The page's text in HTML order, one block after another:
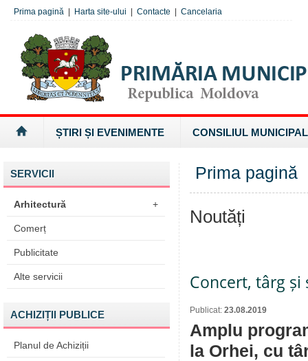
Prima pagină Harta site-ului Contacte Cancelaria
ȘTIRI ȘI EVENIMENTE CONSILIUL MUNICIPAL
SERVICII
Arhitectură +
Comerț
Publicitate
Alte servicii
ACHIZIȚII PUBLICE
Planul de Achiziții
Prima pagină
Noutăți
Concert, târg
Publicat: 23.08.2019
Amplu
la Orhei, cu